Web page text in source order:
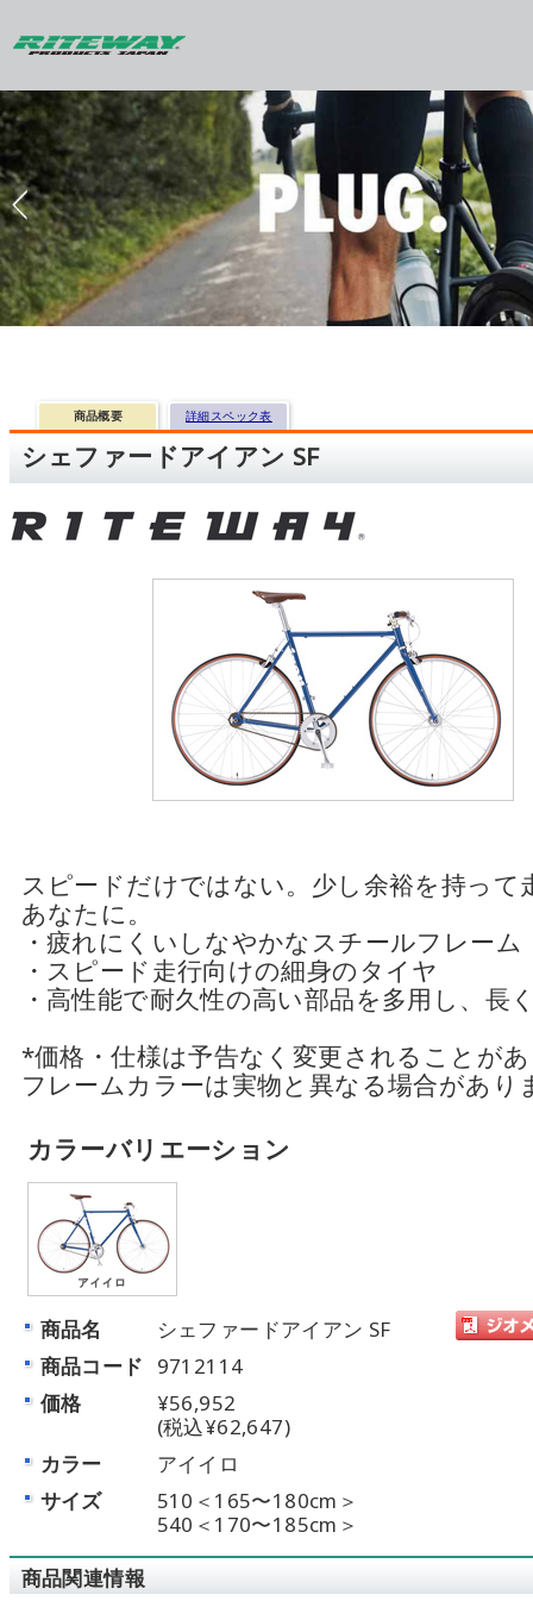
商品概要 詳細スペック表
シェファードアイアン SF
スピードだけではない。少し余裕を持って
あなたに。
・疲れにくいしなやかなスチールフレーム
・スピード走行向けの細身のタイヤ
・高性能で耐久性の高い部品を多用し、長
*価格・仕様は予告なく変更されることが
フレームカラーは実物と異なる場合があり
カラーバリエーション
商品名
シェファードアイアン SF
商品コード
9712114
価格
¥56,952
(税込¥62,647)
カラー
アイイロ
サイズ
510＜165〜180cm＞
540＜170〜185cm＞
商品関連情報